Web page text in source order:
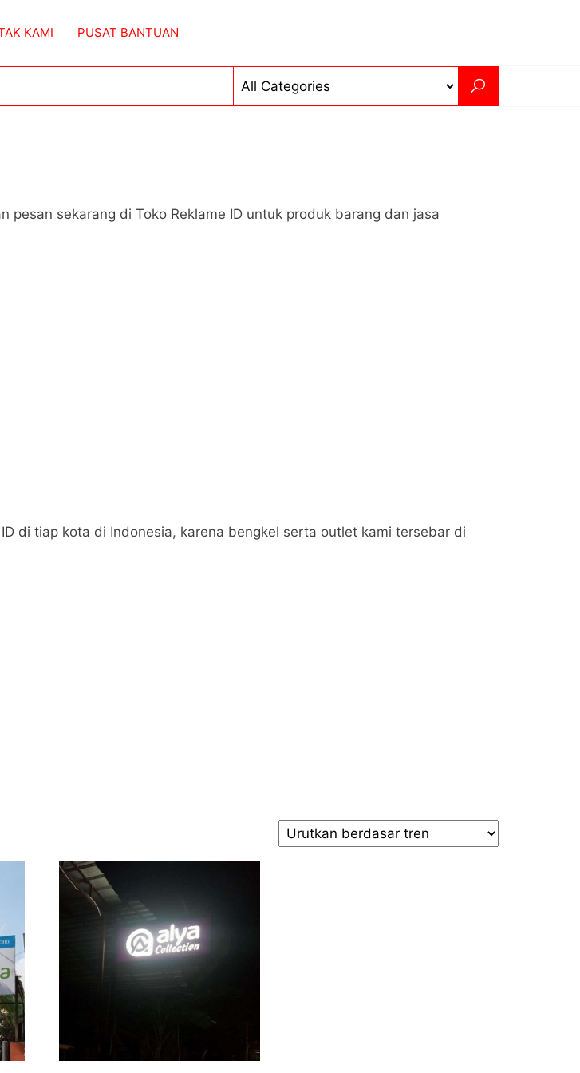
KAMI PUSAT BANTUAN
pesan sekarang di Toko Reklame ID untuk produk barang dan jasa
di tiap kota di Indonesia, karena bengkel serta outlet kami tersebar di